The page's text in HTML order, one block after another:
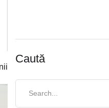
Caută